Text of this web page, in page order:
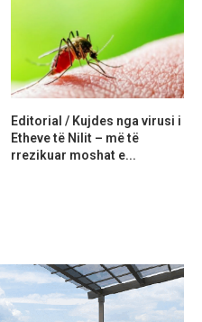
Editorial / Kujdes nga virusi i
Etheve të Nilit – më të
rrezikuar moshat e...